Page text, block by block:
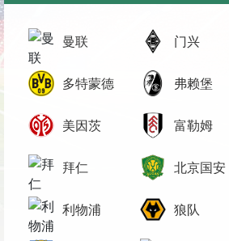
曼联 门兴
多特蒙德 弗赖堡
美因茨 富勒姆
拜仁 北京国安
利物浦 狼队